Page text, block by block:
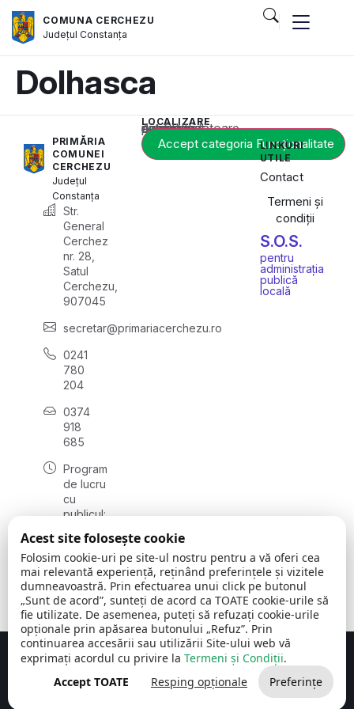
COMUNA CERCHEZU
JudețulConstanța
Dolhasca
PRIMĂRIA
COMUNEI
CERCHEZU
Județul
Constanța
Str.
General
Cerchez
nr. 28,
Satul
Cerchezu,
907045
secretar@primariacerchezu.ro
0241
780
204
0374
918
685
Program
de lucru
cu
publicul:
08:00 -
16:30
, vineri:
08:00 -
14:00
LOCALIZARE
Acest conținut este blocat până când acceptați categoria corespunzătoare de cookie-uri.
Accept categoria Funcționalitate
LINKURI
UTILE
Contact
Termeni și
condiții
S.O.S.
pentru
administrația
publică
locală
Comuna Cerchezu © 2026Toate drepturile rezervate
Concept realizat de Big Media Relații Publice SRL
Acest site folosește cookie
Folosim cookie-uri pe site-ul nostru pentru a vă oferi cea
mai relevantă experiență, reținând preferințele și vizitele
dumneavoastră. Prin efectuarea unui click pe butonul
„Sunt de acord”, sunteți de acord ca TOATE cookie-urile să
fie utilizate. De asemenea, puteți să refuzați cookie-urile
opționale prin apăsarea butonului „Refuz”. Prin
continuarea accesării sau utilizării Site-ului web vă
exprimați acordul cu privire la Termeni și Condiții.
Accept TOATE
Resping opționale Preferințe